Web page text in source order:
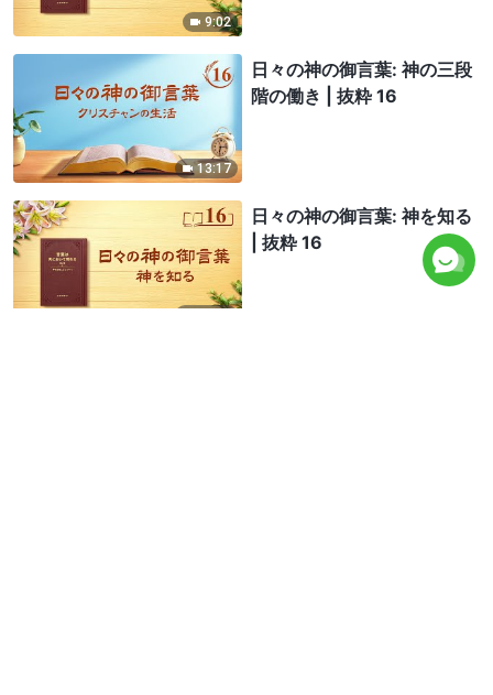
9:02
13:17
日々の神の御言葉: 神の三段
階の働き | 抜粋 16
日々の神の御言葉: 神を知る
| 抜粋 16